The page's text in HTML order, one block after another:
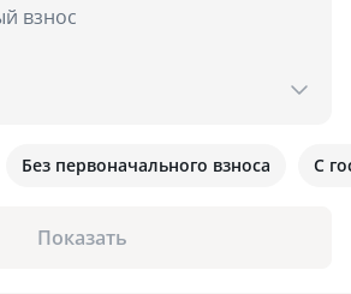
взнос
Показать
Без первоначального взноса С